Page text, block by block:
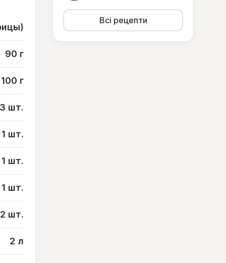
90 г
100 г
3 шт.
1 шт.
1 шт.
1 шт.
2 шт.
2 л
Всі рецепти